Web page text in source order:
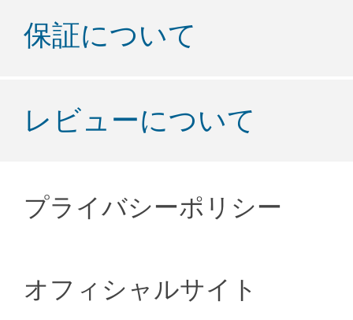
保証について
レビューについて
プライバシーポリシー
オフィシャルサイト